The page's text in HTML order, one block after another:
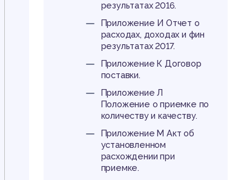
результатах 2016.
Приложение И Отчет о
расходах, доходах и фин
результатах 2017.
Приложение К Договор
поставки.
Приложение Л
Положение о приемке по
количеству и качеству.
Приложение М Акт об
установленном
расхождении при
приемке.